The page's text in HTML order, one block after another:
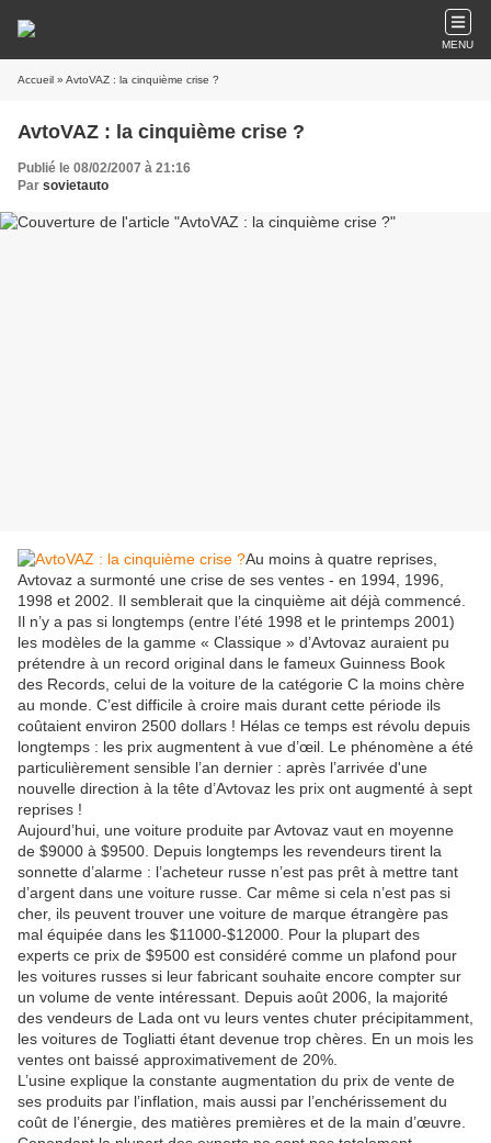
MENU
Accueil » AvtoVAZ : la cinquième crise ?
AvtoVAZ : la cinquième crise ?
Publié le 08/02/2007 à 21:16
Par sovietauto
Au moins à quatre reprises,
Avtovaz a surmonté une crise de ses ventes - en 1994, 1996,
1998 et 2002. Il semblerait que la cinquième ait déjà commencé.
Il n’y a pas si longtemps (entre l’été 1998 et le printemps 2001)
les modèles de la gamme « Classique » d’Avtovaz auraient pu
prétendre à un record original dans le fameux Guinness Book
des Records, celui de la voiture de la catégorie C la moins chère
au monde. C’est difficile à croire mais durant cette période ils
coûtaient environ 2500 dollars ! Hélas ce temps est révolu depuis
longtemps : les prix augmentent à vue d’œil. Le phénomène a été
particulièrement sensible l’an dernier : après l’arrivée d'une
nouvelle direction à la tête d’Avtovaz les prix ont augmenté à sept
reprises !
Aujourd’hui, une voiture produite par Avtovaz vaut en moyenne
de $9000 à $9500. Depuis longtemps les revendeurs tirent la
sonnette d’alarme : l’acheteur russe n’est pas prêt à mettre tant
d’argent dans une voiture russe. Car même si cela n’est pas si
cher, ils peuvent trouver une voiture de marque étrangère pas
mal équipée dans les $11000-$12000. Pour la plupart des
experts ce prix de $9500 est considéré comme un plafond pour
les voitures russes si leur fabricant souhaite encore compter sur
un volume de vente intéressant. Depuis août 2006, la majorité
des vendeurs de Lada ont vu leurs ventes chuter précipitamment,
les voitures de Togliatti étant devenue trop chères. En un mois les
ventes ont baissé approximativement de 20%.
L’usine explique la constante augmentation du prix de vente de
ses produits par l’inflation, mais aussi par l’enchérissement du
coût de l’énergie, des matières premières et de la main d’œuvre.